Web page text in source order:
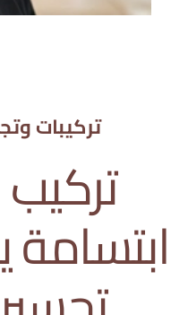
تركيبات